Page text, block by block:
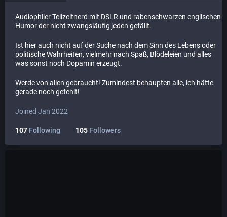
Audiophiler Teilzeitnerd mit DSLR und rabenschwarzen englischen
Humor der nicht zwangsläufig jeden gefällt.
Ist hier auch nicht auf der Suche nach dem Sinn des Lebens oder
politische Wahrheiten, vielmehr nach Spaß, Blödeleien und alles
was sonst noch Dopamin erzeugt.
Werde von allen gebraucht! Zumindest behaupten alle, ich hätte
gerade noch gefehlt!
Joined Jan 2022
107 Following 105 Followers